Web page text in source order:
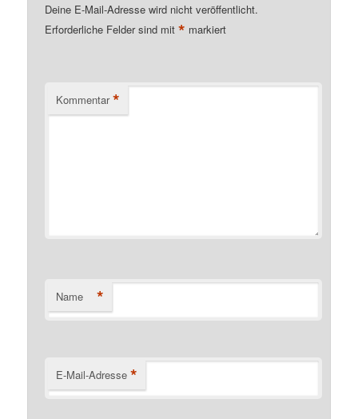
Deine E-Mail-Adresse wird nicht veröffentlicht.
Erforderliche Felder sind mit* markiert
Kommentar *
Name *
E-Mail-Adresse *